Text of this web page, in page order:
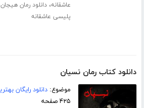
عاشقانه،دانلود رمان
پلیسی عاشقانه
دانلود کتاب رمان نسیان
موضوع:دانلود رایگان
۴۲۵ صفحه